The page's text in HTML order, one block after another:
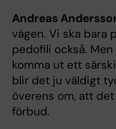
Andreas
vägen. Vi ska bara
pedofili också.
komma ut ett
blir det ju väldigt
överens om, att
förbud.